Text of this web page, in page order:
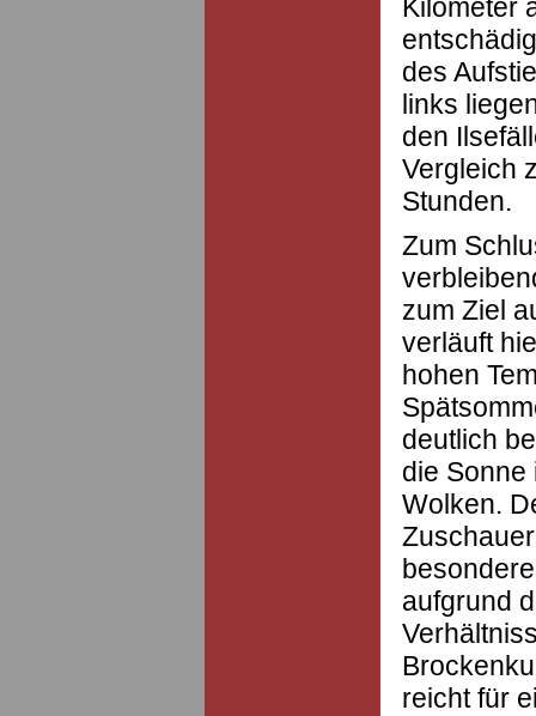
Kilometer
des
links
den
Vergleich
Stunden.
Zum
zum Ziel
verläuft
hohen
deutlich
die Sonne
Wolken.
aufgrund
reicht für